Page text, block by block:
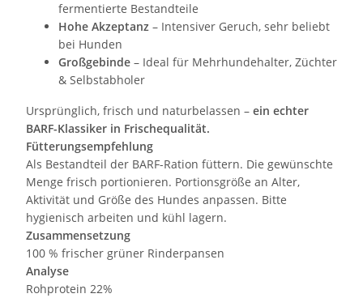
fermentierte Bestandteile
Hohe Akzeptanz – Intensiver Geruch, sehr beliebt
bei Hunden
Großgebinde – Ideal für Mehrhundehalter, Züchter
& Selbstabholer
Ursprünglich, frisch und naturbelassen – ein echter
BARF-Klassiker in Frischequalität.
Fütterungsempfehlung
Als Bestandteil der BARF-Ration füttern. Die gewünschte
Menge frisch portionieren. Portionsgröße an Alter,
Aktivität und Größe des Hundes anpassen. Bitte
hygienisch arbeiten und kühl lagern.
Zusammensetzung
100 % frischer grüner Rinderpansen
Analyse
Rohprotein 22%